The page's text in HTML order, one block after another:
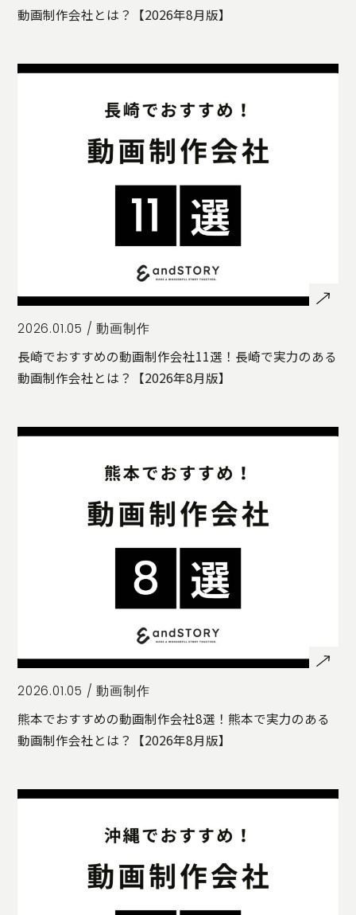
動画制作会社とは？【2026年8月版】
2026.01.05 /動画制作
長崎でおすすめの動画制作会社11選！長崎で実力のある
動画制作会社とは？【2026年8月版】
2026.01.05 /動画制作
熊本でおすすめの動画制作会社8選！熊本で実力のある
動画制作会社とは？【2026年8月版】